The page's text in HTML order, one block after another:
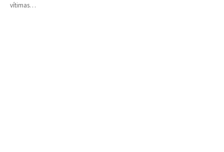
vítimas…